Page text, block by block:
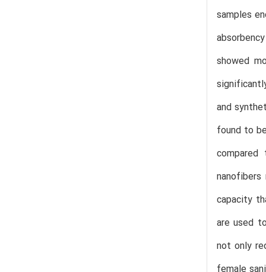
samples
showed
and
found to
capacity
are used
not only